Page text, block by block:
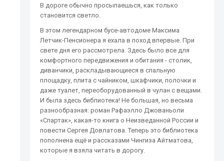
В дороге обычно просыпаешься, как только
становится светло.
В этом легендарном бусе-автодоме Максима
Летчик-Пенсионера я ехала в поход впервые. При
свете дня его рассмотрела. Здесь было все для
комфортного передвижения и обитания - столик,
диванчики, раскладывающиеся в спальную
площадку, плита с чайником, шкафчики, полочки и
даже туалет, переоборудованный в чулан с вещами.
И была здесь библиотека! Не большая, но весьма
разнообразная: роман Рафаэлло Джованьоли
«Спартак», какая-то книга о Неизведанной России и
повести Сергея Довлатова. Теперь это библиотека
пополнена ещё и рассказами Чингиза Айтматова,
которые я взяла читать в дорогу.